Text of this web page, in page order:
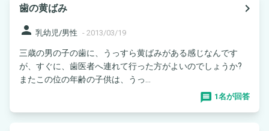
歯の黄ばみ
navigate_next
person 乳幼児/男性 - 2013/03/19
三歳の男の子の歯に、うっすら黄ばみがある感じなんです
が、すぐに、歯医者へ連れて行った方がよいのでしょうか?
またこの位の年齢の子供は、うっ...
1名が回答